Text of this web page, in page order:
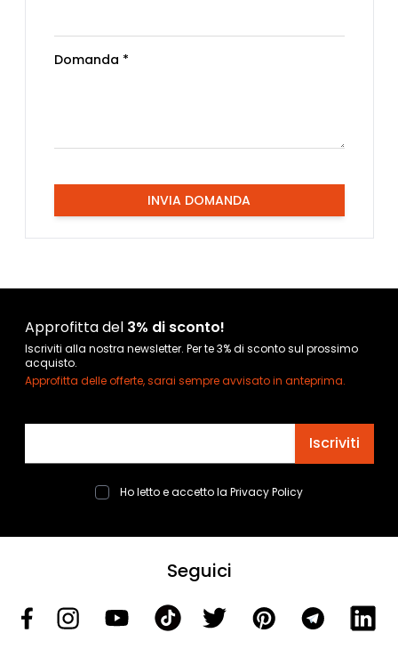
Domanda *
INVIA DOMANDA
Approfitta del 3% di sconto!
Iscriviti alla nostra newsletter. Per te 3% di sconto sul prossimo
acquisto.
Approfitta delle offerte, sarai sempre avvisato in anteprima.
Iscriviti
Ho letto e accetto la Privacy Policy
Seguici